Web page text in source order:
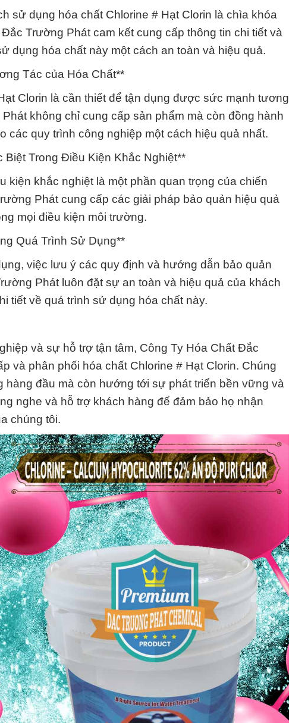
sử dụng hóa chất Chlorine # Hạt Clorin là chìa khóa
Trường Phát cam kết cung cấp thông tin chi tiết và
dụng hóa chất này một cách an toàn và hiệu quả.
Tác của Hóa Chất**
Clorin là cần thiết để tận dụng được sức mạnh tương
không chỉ cung cấp sản phẩm mà còn đồng hành
các quy trình công nghiệp một cách hiệu quả nhất.
Trong Điều Kiện Khắc Nghiệt**
kiện khắc nghiệt là một phần quan trọng của chiến
Phát cung cấp các giải pháp bảo quản hiệu quả
mọi điều kiện môi trường.
Quá Trình Sử Dụng**
việc lưu ý các quy định và hướng dẫn bảo quản
Phát luôn đặt sự an toàn và hiệu quả của khách
tiết về quá trình sử dụng hóa chất này.
và sự hỗ trợ tận tâm, Công Ty Hóa Chất Đắc
và phân phối hóa chất Chlorine # Hạt Clorin. Chúng
đầu mà còn hướng tới sự phát triển bền vững và
nghe và hỗ trợ khách hàng để đảm bảo họ nhận
chúng tôi.